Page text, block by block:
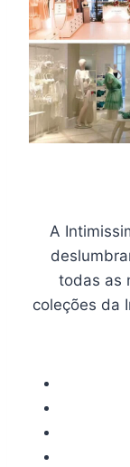
A
todas as
coleções da